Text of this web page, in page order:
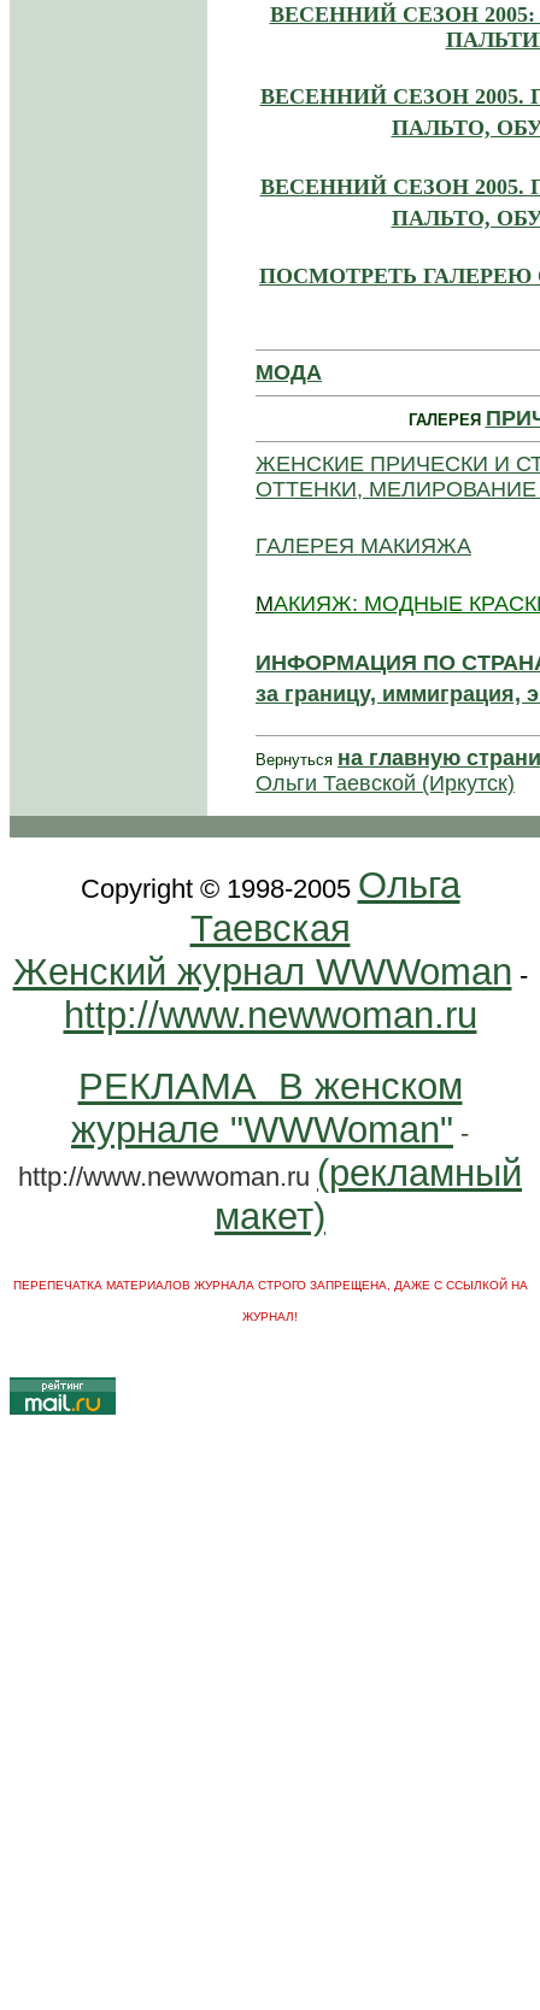
ВЕСЕННИЙ СЕЗОН
ВЕСЕННИЙ СЕЗОН
ПАЛЬТО,
ВЕСЕННИЙ СЕЗОН
ПАЛЬТО,
ПОСМОТРЕТЬ ГАЛЕРЕЮ
МОДА
ГАЛЕРЕЯ
ЖЕНСКИЕ ПРИЧЕСКИ И
ОТТЕНКИ,
ГАЛЕРЕЯ МАКИЯЖА
МАКИЯЖ: МОДНЫЕ
ИНФОРМАЦИЯ ПО
за границу, иммиграция,
Вернуться на главную
Ольги Таевской (Иркутск)
Copyright © 1998-2005 Ольга
Таевская
Женский журнал WWWoman -
http://www.newwoman.ru
РЕКЛАМА В женском
журнале "WWWoman" -
http://www.newwoman.ru (рекламный
макет)
ПЕРЕПЕЧАТКА МАТЕРИАЛОВ ЖУРНАЛА СТРОГО ЗАПРЕЩЕНА, ДАЖЕ С ССЫЛКОЙ НА
ЖУРНАЛ!